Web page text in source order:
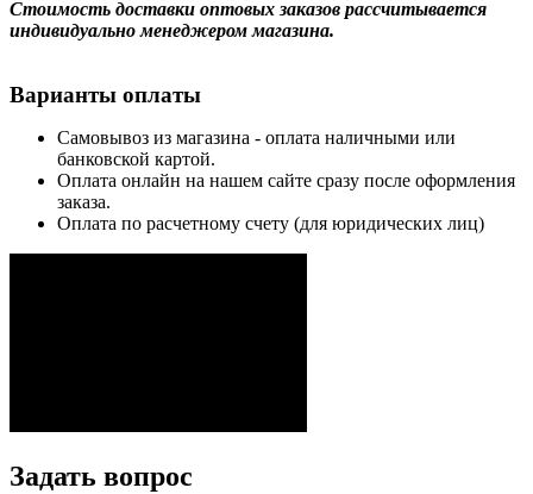
Стоимость доставки оптовых заказов рассчитывается
индивидуально менеджером магазина.
Варианты оплаты
Самовывоз из магазина - оплата наличными или
банковской картой.
Оплата онлайн на нашем сайте сразу после оформления
заказа.
Оплата по расчетному счету (для юридических лиц)
Задать вопрос